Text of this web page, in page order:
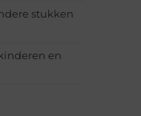
stukken
en